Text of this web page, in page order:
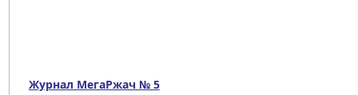
Журнал МегаРжач № 5